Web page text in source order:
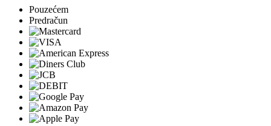
Pouzećem
Predračun